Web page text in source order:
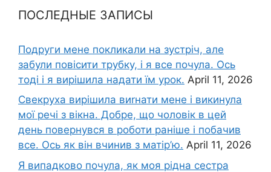
ПОСЛЕДНЫЕ ЗАПИСЫ
Подруги мене покликали на зустріч, але
забули повісити трубку, і я все почула. Ось
тоді і я вирішила надати їм урок. April 11, 2026
Свекруха вирішила виrнати мене і викинула
мої речі з вікна. Добре, що чоловік в цей
день повернувся в роботи раніше і побачив
все. Ось як він вчинив з матір’ю. April 11, 2026
Я випадково почула, як моя рідна сестра